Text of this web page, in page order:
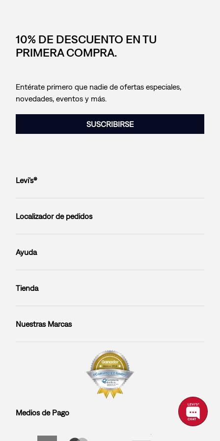
10% DE DESCUENTO EN TU
PRIMERA COMPRA.
Entérate primero que nadie de ofertas especiales,
novedades, eventos y más.
SUSCRIBIRSE
Levi’s®
Localizador de pedidos
Ayuda
Tienda
Nuestras Marcas
Medios de Pago